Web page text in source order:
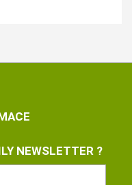
NEWSLETTER ?